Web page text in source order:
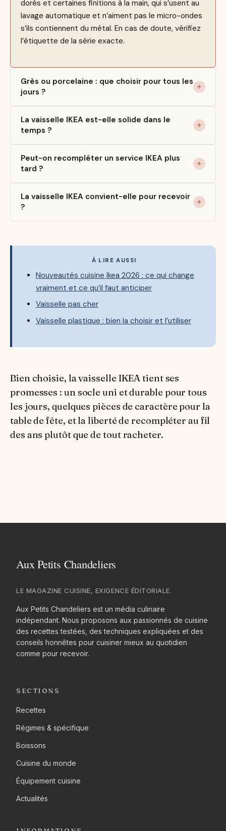
dorés et certaines finitions à la main, qui s’usent au
lavage automatique et n’aiment pas le micro-ondes
s’ils contiennent du métal. En cas de doute, vérifiez
l’étiquette de la série exacte.
Grès ou porcelaine : que choisir pour tous les
jours ?
La vaisselle IKEA est-elle solide dans le
temps ?
Peut-on recompléter un service IKEA plus
tard ?
La vaisselle IKEA convient-elle pour recevoir
?
À LIRE AUSSI
Nouveautés cuisine Ikea 2026 : ce qui change
vraiment et ce qu’il faut anticiper
Vaisselle pas cher
Vaisselle plastique : bien la choisir et l’utiliser
Bien choisie, la vaisselle IKEA tient ses
promesses : un socle uni et durable pour tous
les jours, quelques pièces de caractère pour la
table de fête, et la liberté de recompléter au fil
des ans plutôt que de tout racheter.
LE MAGAZINE CUISINE, EXIGENCE ÉDITORIALE.
Aux Petits Chandeliers est un média culinaire
indépendant. Nous proposons aux passionnés de cuisine
des recettes testées, des techniques expliquées et des
conseils honnêtes pour cuisiner mieux au quotidien
comme pour recevoir.
SECTIONS
Recettes
Régimes & spécifique
Boissons
Cuisine du monde
Équipement cuisine
Actualités